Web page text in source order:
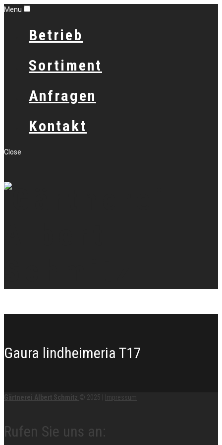
Menu
Betrieb
Sortiment
Anfragen
Kontakt
Close
Gaura lindheimeria T17
Gärtnerei Albert Schmitz © 2025 | Impressum
Rufen Sie uns an: